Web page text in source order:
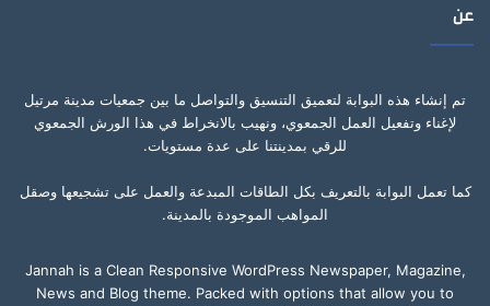
عن
تم إنشاء هذه البوابة لتعميق التنسيق والتواصل ما بين جمعيات مدينة مرتيل
لإغناء وتفعيل العمل الجمعوي، ونهيب بالانخراط في هذا الورش الجمعوي
للرقي بمدينتنا على عدة مستويات.
كما تعمل البوابة بالتعريف بكل الطاقات المبدعة والعمل على تشجيعها وصقل
المواهب الموجودة بالمدينة.
Jannah is a Clean Responsive WordPress Newspaper, Magazine,
News and Blog theme. Packed with options that allow you to